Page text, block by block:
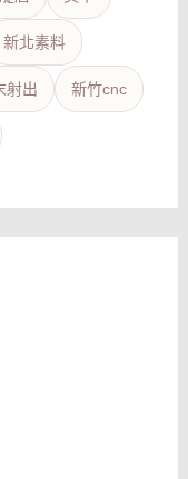
新北素料
射出 新竹cnc